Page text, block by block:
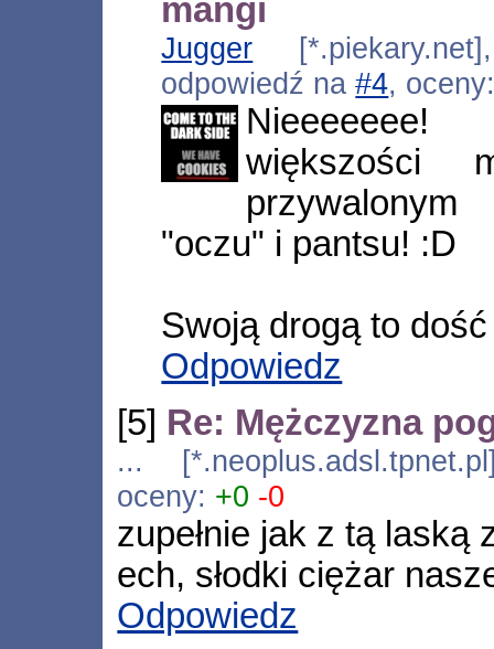
mangi
Jugger
odpowiedź na#4,
Nieeeeeee!
większości
"oczu" i pantsu! :D
Swoją drogą to
Odpowiedz
[5] Re: Mężczyzna
...
oceny: +0 -0
zupełnie jak z tą laską
ech, słodki ciężar
Odpowiedz